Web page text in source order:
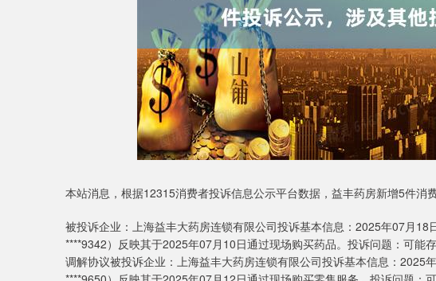
本站消息，根据12315消费者投诉信息公示平台数据，益丰药房新增5件消
被投诉企业：上海益丰大药房连锁有限公司投诉基本信息：2025年07月18
****9342）反映其于2025年07月10日通过现场购买药品。投诉问题：可能
调解协议被投诉企业：上海益丰大药房连锁有限公司投诉基本信息：2025